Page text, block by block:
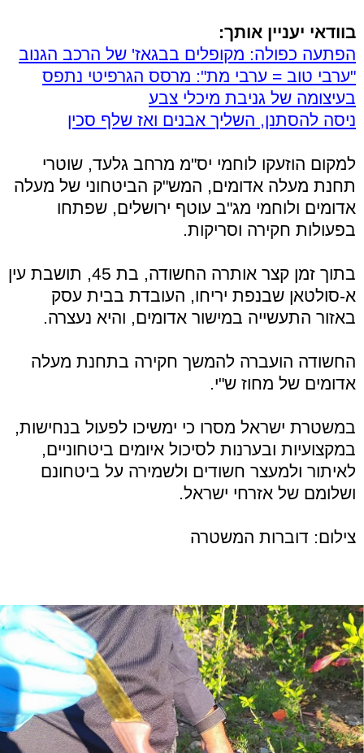
בוודאי יעניין אותך:
הפתעה כפולה: מקופלים בבגאז' של הרכב הגנוב
"ערבי טוב = ערבי מת": מרסס הגרפיטי נתפס
בעיצומה של גניבת מיכלי צבע
ניסה להסתנן, השליך אבנים ואז שלף סכין
למקום הוזעקו לוחמי יס"מ מרחב גלעד, שוטרי
תחנת מעלה אדומים, המש"ק הביטחוני של מעלה
אדומים ולוחמי מג"ב עוטף ירושלים, שפתחו
בפעולות חקירה וסריקות.
בתוך זמן קצר אותרה החשודה, בת 45, תושבת עין
א-סולטאן שבנפת יריחו, העובדת בבית עסק
באזור התעשייה במישור אדומים, והיא נעצרה.
החשודה הועברה להמשך חקירה בתחנת מעלה
אדומים של מחוז ש"י.
במשטרת ישראל מסרו כי ימשיכו לפעול בנחישות,
במקצועיות ובערנות לסיכול איומים ביטחוניים,
לאיתור ולמעצר חשודים ולשמירה על ביטחונם
ושלומם של אזרחי ישראל.
צילום: דוברות המשטרה